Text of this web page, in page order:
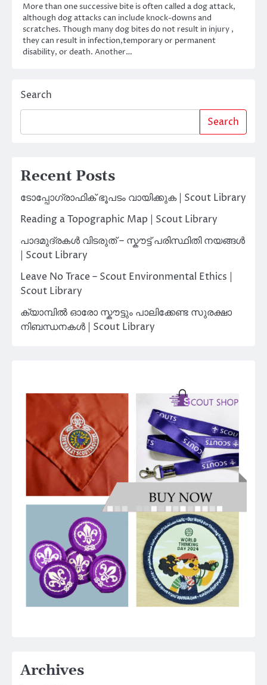
More than one successive bite is often called a dog attack,
although dog attacks can include knock-downs and
scratches. Though many dog bites do not result in injury ,
they can result in infection,temporary or permanent
disability, or death. Another…
Search
Search
Recent Posts
ടോപ്പോഗ്രാഫിക് ഭൂപടം വായിക്കുക | Scout Library
Reading a Topographic Map | Scout Library
പാദമുദ്രകൾ വിടരുത് – സ്കൗട്ട് പരിസ്ഥിതി നയങ്ങൾ
| Scout Library
Leave No Trace – Scout Environmental Ethics |
Scout Library
ക്യാമ്പിൽ ഓരോ സ്കൗട്ടും പാലിക്കേണ്ട സുരക്ഷാ
നിബന്ധനകൾ | Scout Library
Archives